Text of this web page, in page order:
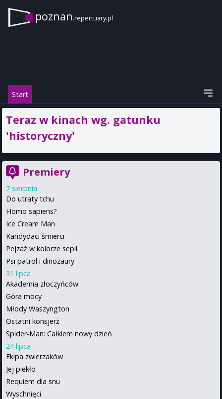
poznan.repertuary.pl
Start
Teraz w kinach wg. gatunku
'historyczny'
Premiery
7 sierpnia
Do utraty tchu
Homo sapiens?
Ice Cream Man
Kandydaci śmierci
Pejzaż w kolorze sepii
Psi patrol i dinozaury
31 lipca
Akademia złoczyńców
Góra mocy
Młody Waszyngton
Ostatni konsjerż
Spider-Man: Całkiem nowy dzień
24 lipca
Ekipa zwierzaków
Jej piekło
Requiem dla snu
Wyschnięci